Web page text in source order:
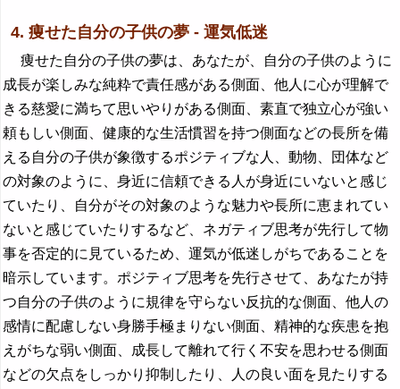
4. 痩せた自分の子供の夢 - 運気低迷
痩せた自分の子供の夢は、あなたが、自分の子供のように
成長が楽しみな純粋で責任感がある側面、他人に心が理解で
きる慈愛に満ちて思いやりがある側面、素直で独立心が強い
頼もしい側面、健康的な生活慣習を持つ側面などの長所を備
える自分の子供が象徴するポジティブな人、動物、団体など
の対象のように、身近に信頼できる人が身近にいないと感じ
ていたり、自分がその対象のような魅力や長所に恵まれてい
ないと感じていたりするなど、ネガティブ思考が先行して物
事を否定的に見ているため、運気が低迷しがちであることを
暗示しています。ポジティブ思考を先行させて、あなたが持
つ自分の子供のように規律を守らない反抗的な側面、他人の
感情に配慮しない身勝手極まりない側面、精神的な疾患を抱
えがちな弱い側面、成長して離れて行く不安を思わせる側面
などの欠点をしっかり抑制したり、人の良い面を見たりする